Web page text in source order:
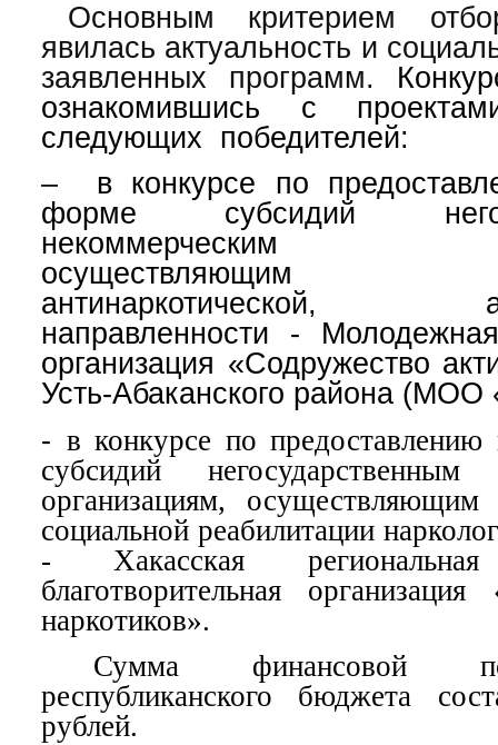
Основным критерием
явилась актуальность и
заявленных программ.
ознакомившись с
следующих победителей:
– в конкурсе по
форме субсидий
некоммерческим
осуществляющим
антинаркотической,
направленности -
организация «Содружество
Усть-Абаканского района
- в конкурсе по
субсидий негосударственным
организациям, осуществляющим
социальной реабилитации
- Хакасская региональная
благотворительная
наркотиков».
Сумма финансовой
республиканского бюджета
рублей.